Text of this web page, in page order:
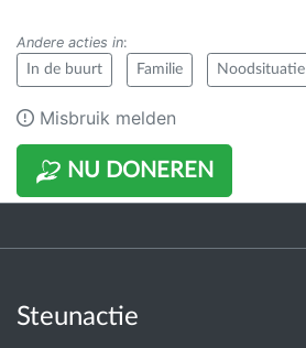
NU DONEREN
Andere acties in:
In de buurt Familie Noodsituatie
Misbruik melden
Steunactie